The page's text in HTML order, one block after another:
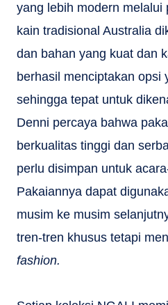
yang lebih modern melalui
kain tradisional Australia
dan bahan yang kuat dan
berhasil menciptakan opsi
sehingga tepat untuk
Denni percaya bahwa
berkualitas tinggi dan
perlu disimpan untuk
Pakaiannya dapat
musim ke musim
tren-tren khusus tetapi
fashion.